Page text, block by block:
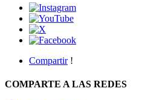
Compartir !
COMPARTE A LAS REDES